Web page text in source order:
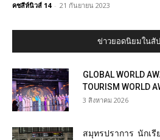
คชสีห์นิวส์ 14 - 21 กันยายน 2023
ข่าวยอดนิยมในสั
GLOBAL WORLD
TOURISM WORLD
3 สิงหาคม 2026
สมุทรปราการ นักเรี